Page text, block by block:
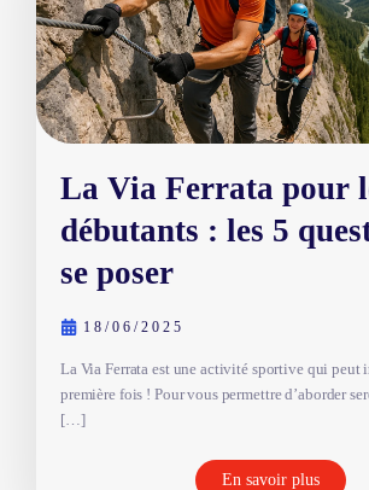
La Via Ferrata pour
débutants : les 5
se poser
18/06/2025
La Via Ferrata est une activité sportive qui peut
première fois ! Pour vous permettre d’aborder
[…]
En savoir plus